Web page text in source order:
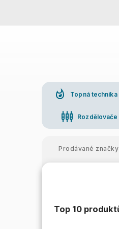
whatshot Topná technika
settings_input_component
Prodávané značky
Top 10